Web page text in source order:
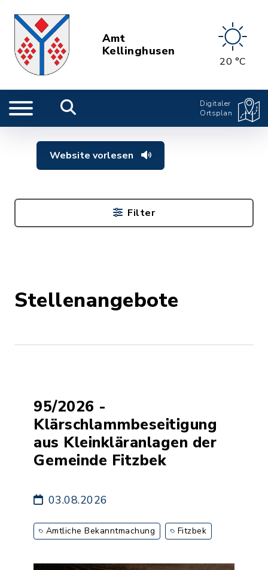
Amt
Kellinghusen
20 °C
Digitaler
Ortsplan
Website vorlesen
Stellenangebote
95/2026 -
Klärschlammbeseitigung
aus Kleinkläranlagen der
Gemeinde Fitzbek
03.08.2026
Amtliche Bekanntmachung Fitzbek
Filter